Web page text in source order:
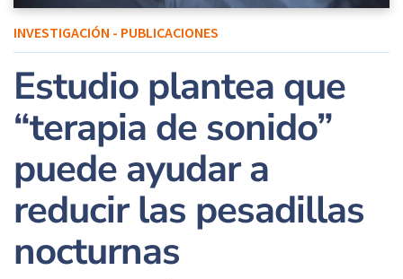
INVESTIGACIÓN - PUBLICACIONES
Estudio plantea que
“terapia de sonido”
puede ayudar a
reducir las pesadillas
nocturnas